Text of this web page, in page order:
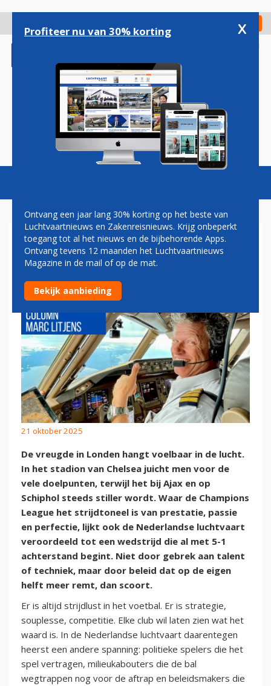
gaan
Check in
Magazine Podcasts Vacatures
AMSTERDAM, AJAX EN AMS
SCHIPHOL
21 oktober 2025
De vreugde in Londen hangt voelbaar in de lucht.
In het stadion van Chelsea juicht men voor de
vele doelpunten, terwijl het bij Ajax en op
Schiphol steeds stiller wordt. Waar de Champions
League het strijdtoneel is van prestatie, passie
en perfectie, lijkt ook de Nederlandse luchtvaart
veroordeeld tot een wedstrijd die al met 5-1
achterstand begint. Niet door gebrek aan talent
of techniek, maar door beleid dat op de eigen
helft meer remt, dan scoort.
Er is altijd strijdlust in het voetbal. Er is strategie,
souplesse, competitie. Elke club wil laten zien wat het
waard is. In de Nederlandse luchtvaart daarentegen
heerst een andere spanning: politieke spelers die het
spel vertragen, milieukabouters die de bal
wegtrappen nog voor de aftrap en beleidsmakers die
Profiteer nu van 30% korting x
Ontvang een jaar lang 30% korting op het beste van
Luchtvaartnieuws en Zakenreisnieuws. Krijg onbeperkt
toegang tot al het nieuws en de bijbehorende Apps.
Ontvang tevens 12 maanden het Luchtvaartnieuws
Magazine in de mail of op de mat.
Bekijk aanbieding